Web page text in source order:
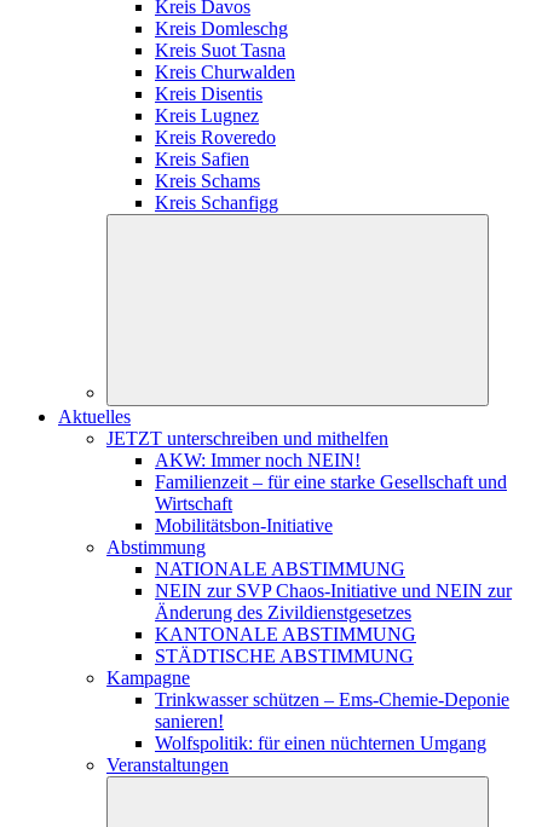
Kreis Davos
Kreis Domleschg
Kreis Suot Tasna
Kreis Churwalden
Kreis Disentis
Kreis Lugnez
Kreis Roveredo
Kreis Safien
Kreis Schams
Kreis Schanfigg
Aktuelles
JETZT unterschreiben und mithelfen
AKW: Immer noch NEIN!
Familienzeit – für eine starke Gesellschaft und
Wirtschaft
Mobilitätsbon-Initiative
Abstimmung
NATIONALE ABSTIMMUNG
NEIN zur SVP Chaos-Initiative und NEIN zur
Änderung des Zivildienstgesetzes
KANTONALE ABSTIMMUNG
STÄDTISCHE ABSTIMMUNG
Kampagne
Trinkwasser schützen – Ems-Chemie-Deponie
sanieren!
Wolfspolitik: für einen nüchternen Umgang
Veranstaltungen